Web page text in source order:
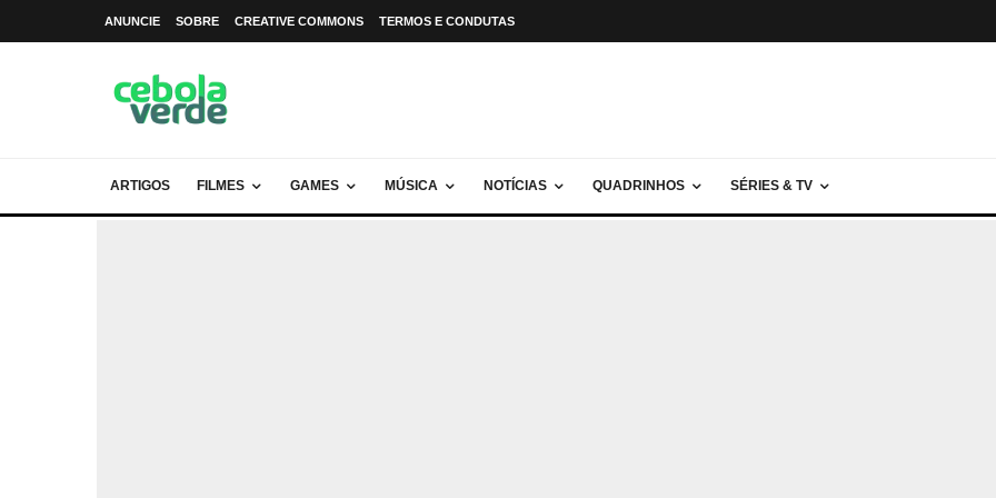
ANUNCIE SOBRE CREATIVE COMMONS TERMOS E CONDUTAS
ARTIGOS FILMES GAMES MÚSICA NOTÍCIAS QUADRINHOS SÉRIES & TV